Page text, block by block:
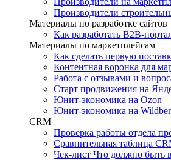
Производители
Материалы по разработке сайтов
Как разработать B2B-
Материалы по маркетплейсам
Как сделать первую
Контентная воронка для
Работа с отзывами и
Старт продвижения на
Юнит-экономика на Ozon
Юнит-экономика на
CRM
Проверка работы отдела
Сравнительная таблица
Чек-лист Что должно быть